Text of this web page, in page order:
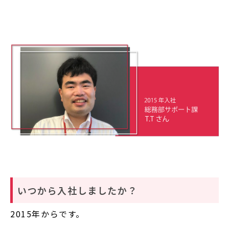
いつから入社しましたか？
2015年からです。